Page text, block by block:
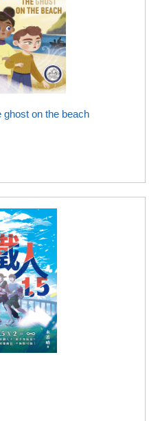
on the beach